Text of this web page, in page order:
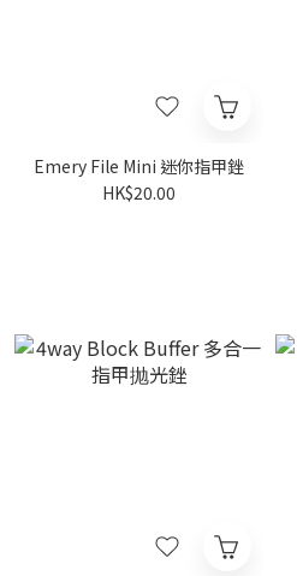
Emery File Mini 迷你指甲銼
HK$20.00